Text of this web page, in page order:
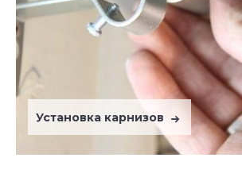
Установка карнизов